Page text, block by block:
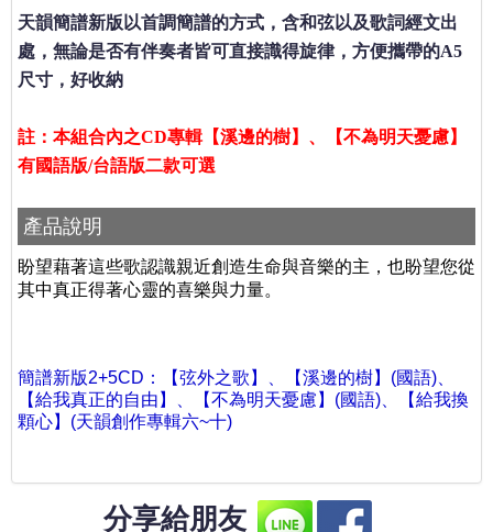
天韻簡譜新版以首調簡譜的方式，含和弦以及歌詞經文出
處，無論是否有伴奏者皆可直接識得旋律，方便攜帶的A5
尺寸，好收納
註：本組合內之CD專輯【溪邊的樹】、【不為明天憂慮】
有國語版/台語版二款可選
產品說明
盼望藉著這些歌認識親近創造生命與音樂的主， 也盼望您從
其中真正得著心靈的喜樂與力量。
簡譜新版2+5CD：【弦外之歌】、【溪邊的樹】(國語)、
【給我真正的自由】、【不為明天憂慮】 (國語) 、【給我換
顆心】(天韻創作專輯六~十)
分享給朋友